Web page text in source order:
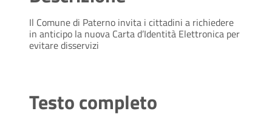
Il Comune di Paterno invita i cittadini a richiedere
in anticipo la nuova Carta d’Identità Elettronica per
evitare disservizi
Testo completo